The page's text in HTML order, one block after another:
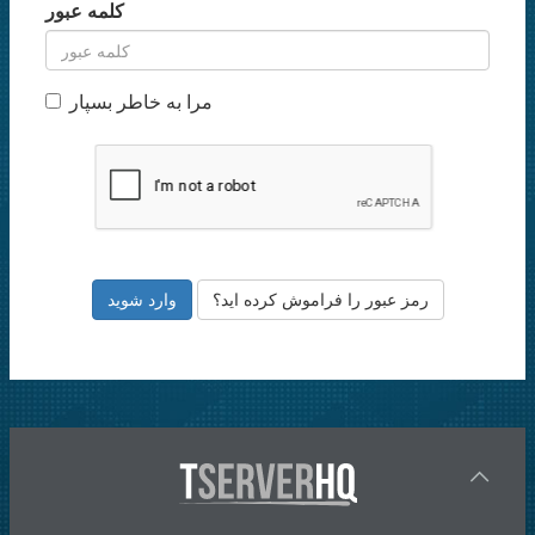
کلمه عبور
مرا به خاطر بسپار
رمز عبور را فراموش کرده اید؟